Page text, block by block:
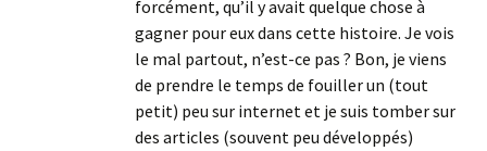
forcément, qu’il y avait quelque chose à
gagner pour eux dans cette histoire. Je vois
le mal partout, n’est-ce pas ? Bon, je viens
de prendre le temps de fouiller un (tout
petit) peu sur internet et je suis tomber sur
des articles (souvent peu développés)